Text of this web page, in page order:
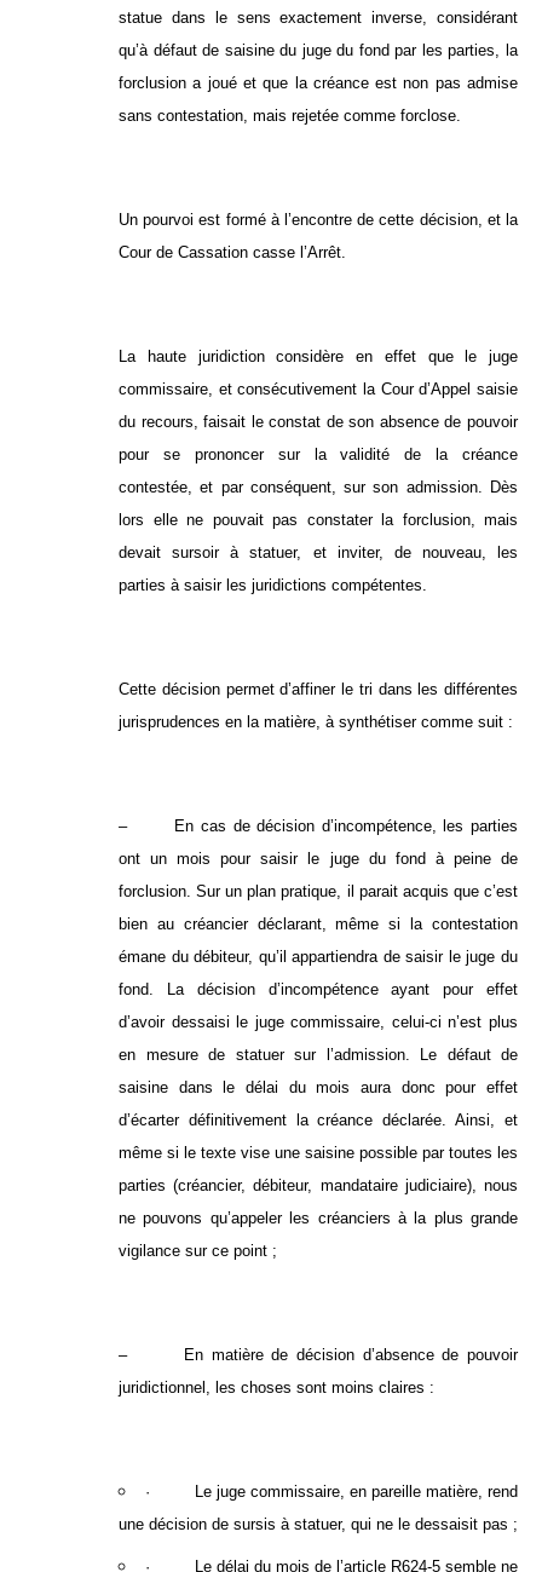
statue dans le sens exactement inverse, considérant
qu’à défaut de saisine du juge du fond par les parties, la
forclusion a joué et que la créance est non pas admise
sans contestation, mais rejetée comme forclose.
Un pourvoi est formé à l’encontre de cette décision, et la
Cour de Cassation casse l’Arrêt.
La haute juridiction considère en effet que le juge
commissaire, et consécutivement la Cour d’Appel saisie
du recours, faisait le constat de son absence de pouvoir
pour se prononcer sur la validité de la créance
contestée, et par conséquent, sur son admission. Dès
lors elle ne pouvait pas constater la forclusion, mais
devait sursoir à statuer, et inviter, de nouveau, les
parties à saisir les juridictions compétentes.
Cette décision permet d’affiner le tri dans les différentes
jurisprudences en la matière, à synthétiser comme suit :
– En cas de décision d’incompétence, les parties
ont un mois pour saisir le juge du fond à peine de
forclusion. Sur un plan pratique, il parait acquis que c’est
bien au créancier déclarant, même si la contestation
émane du débiteur, qu’il appartiendra de saisir le juge du
fond. La décision d’incompétence ayant pour effet
d’avoir dessaisi le juge commissaire, celui-ci n’est plus
en mesure de statuer sur l’admission. Le défaut de
saisine dans le délai du mois aura donc pour effet
d’écarter définitivement la créance déclarée. Ainsi, et
même si le texte vise une saisine possible par toutes les
parties (créancier, débiteur, mandataire judiciaire), nous
ne pouvons qu’appeler les créanciers à la plus grande
vigilance sur ce point ;
– En matière de décision d’absence de pouvoir
juridictionnel, les choses sont moins claires :
· Le juge commissaire, en pareille matière, rend
une décision de sursis à statuer, qui ne le dessaisit pas ;
· Le délai du mois de l’article R624-5 semble ne